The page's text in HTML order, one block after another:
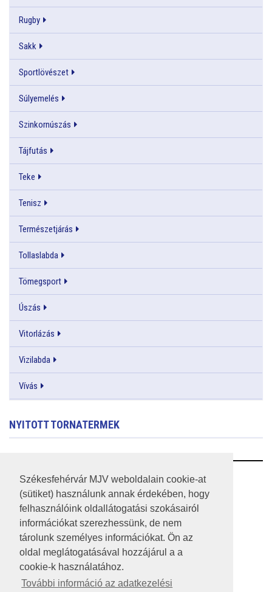
Székesfehérvár MJV weboldalain cookie-at
(sütiket) használunk annak érdekében, hogy
felhasználóink oldallátogatási szokásairól
információkat szerezhessünk, de nem
tárolunk személyes információkat. Ön az
oldal meglátogatásával hozzájárul a a
cookie-k használatához.
További információ az adatkezelési
Rugby
Sakk
Sportlövészet
Súlyemelés
Szinkornúszás
Tájfutás
Teke
Tenisz
Természetjárás
Tollaslabda
Tömegsport
Úszás
Vitorlázás
Vizilabda
Vívás
NYITOTT TORNATERMEK
RSS
A HONLAP 2017.03.31-I ÁLLAPOTA
JOGI NYILATKOZAT
IMPRESSZUM